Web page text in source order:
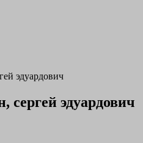
эдуардович
сергей эдуардович